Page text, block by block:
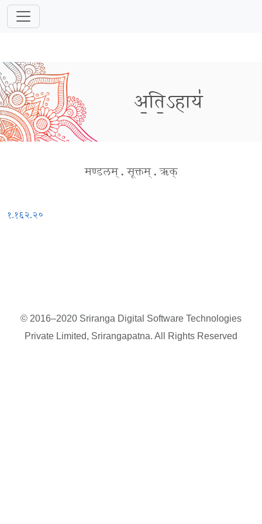
अ॒ति॒ऽहाय॑
मण्डलम् . सूक्तम् . ऋक्
१.१६२.२०
© 2016–2020 Sriranga Digital Software Technologies
Private Limited, Srirangapatna. All Rights Reserved